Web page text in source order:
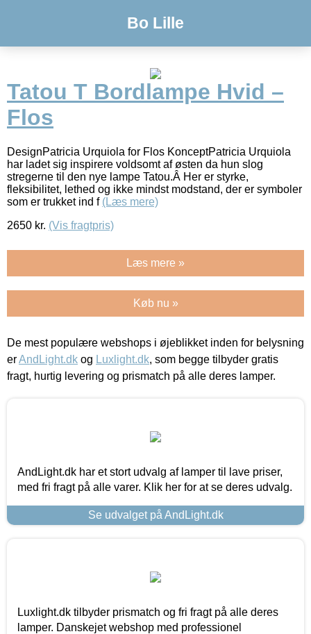
Bo Lille
Tatou T Bordlampe Hvid –
Flos
DesignPatricia Urquiola for Flos KonceptPatricia Urquiola
har ladet sig inspirere voldsomt af østen da hun slog
stregerne til den nye lampe Tatou.Â Her er styrke,
fleksibilitet, lethed og ikke mindst modstand, der er symboler
som er trukket ind f (Læs mere)
2650 kr. (Vis fragtpris)
Læs mere »
Køb nu »
De mest populære webshops i øjeblikket inden for belysning
erAndLight.dk og Luxlight.dk, som begge tilbyder gratis
fragt, hurtig levering og prismatch på alle deres lamper.
AndLight.dk har et stort udvalg af lamper til lave priser,
med fri fragt på alle varer. Klik her for at se deres udvalg.
Se udvalget på AndLight.dk
Luxlight.dk tilbyder prismatch og fri fragt på alle deres
lamper. Danskejet webshop med professionel